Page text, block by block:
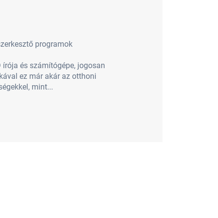
programok
és számítógépe, jogosan
ez már akár az otthoni
mint...